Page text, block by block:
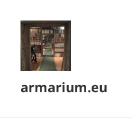
armarium.eu